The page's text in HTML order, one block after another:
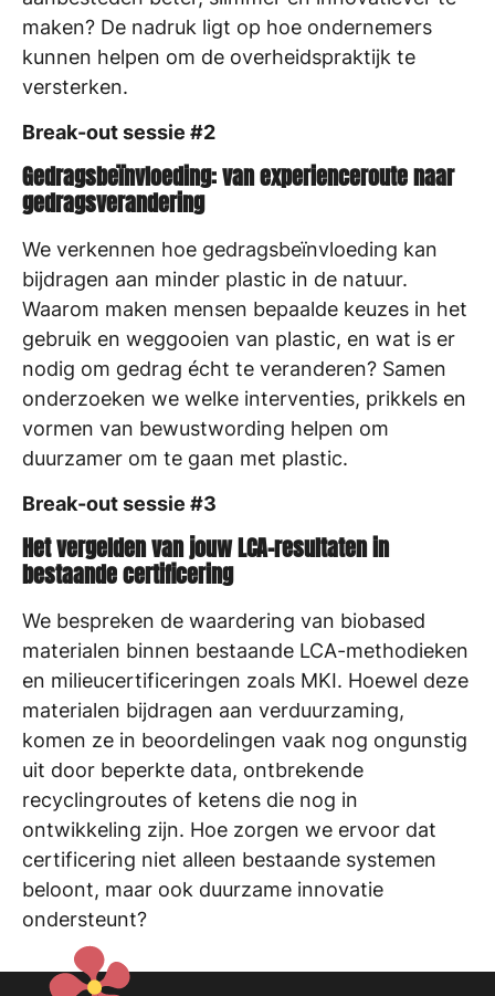
maken? De nadruk ligt op hoe ondernemers
kunnen helpen om de overheidspraktijk te
versterken.
Break-out sessie #2
Gedragsbeïnvloeding: van experienceroute naar
gedragsverandering
We verkennen hoe gedragsbeïnvloeding kan
bijdragen aan minder plastic in de natuur.
Waarom maken mensen bepaalde keuzes in het
gebruik en weggooien van plastic, en wat is er
nodig om gedrag écht te veranderen? Samen
onderzoeken we welke interventies, prikkels en
vormen van bewustwording helpen om
duurzamer om te gaan met plastic.
Break-out sessie #3
Het vergelden van jouw LCA-resultaten in
bestaande certificering
We bespreken de waardering van biobased
materialen binnen bestaande LCA-methodieken
en milieucertificeringen zoals MKI. Hoewel deze
materialen bijdragen aan verduurzaming,
komen ze in beoordelingen vaak nog ongunstig
uit door beperkte data, ontbrekende
recyclingroutes of ketens die nog in
ontwikkeling zijn. Hoe zorgen we ervoor dat
certificering niet alleen bestaande systemen
beloont, maar ook duurzame innovatie
ondersteunt?